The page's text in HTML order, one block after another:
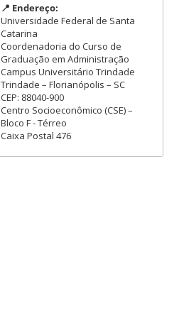
📍 Endereço:
Universidade Federal de Santa
Catarina
Coordenadoria do Curso de
Graduação em Administração
Campus Universitário Trindade
Trindade – Florianópolis – SC
CEP: 88040-900
Centro Socioeconômico (CSE) –
Bloco F - Térreo
Caixa Postal 476